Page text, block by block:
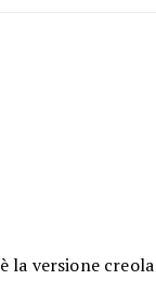
è la versione